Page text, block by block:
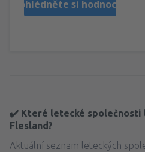
Prohlédněte si hodnocení
✔️ Které letecké
Flesland?
Aktuální seznam leteckých